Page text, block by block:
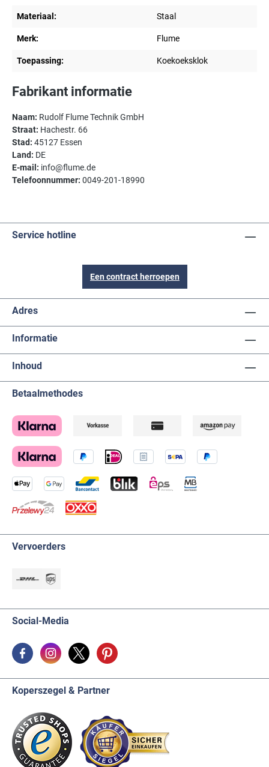
Materiaal: Staal
Merk: Flume
Toepassing: Koekoeksklok
Fabrikant informatie
Naam: Rudolf Flume Technik GmbH
Straat: Hachestr. 66
Stad: 45127 Essen
Land: DE
E-mail: info@flume.de
Telefoonnummer: 0049-201-18990
Service hotline
Een contract herroepen
Adres
Informatie
Inhoud
Betaalmethodes
Vervoerders
Social-Media
Koperszegel & Partner